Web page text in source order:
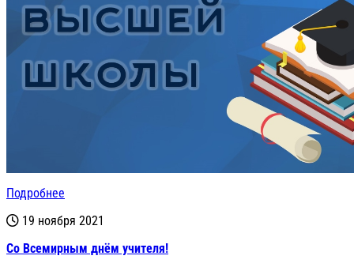
Подробнее
19 ноября 2021
Со Всемирным днём учителя!